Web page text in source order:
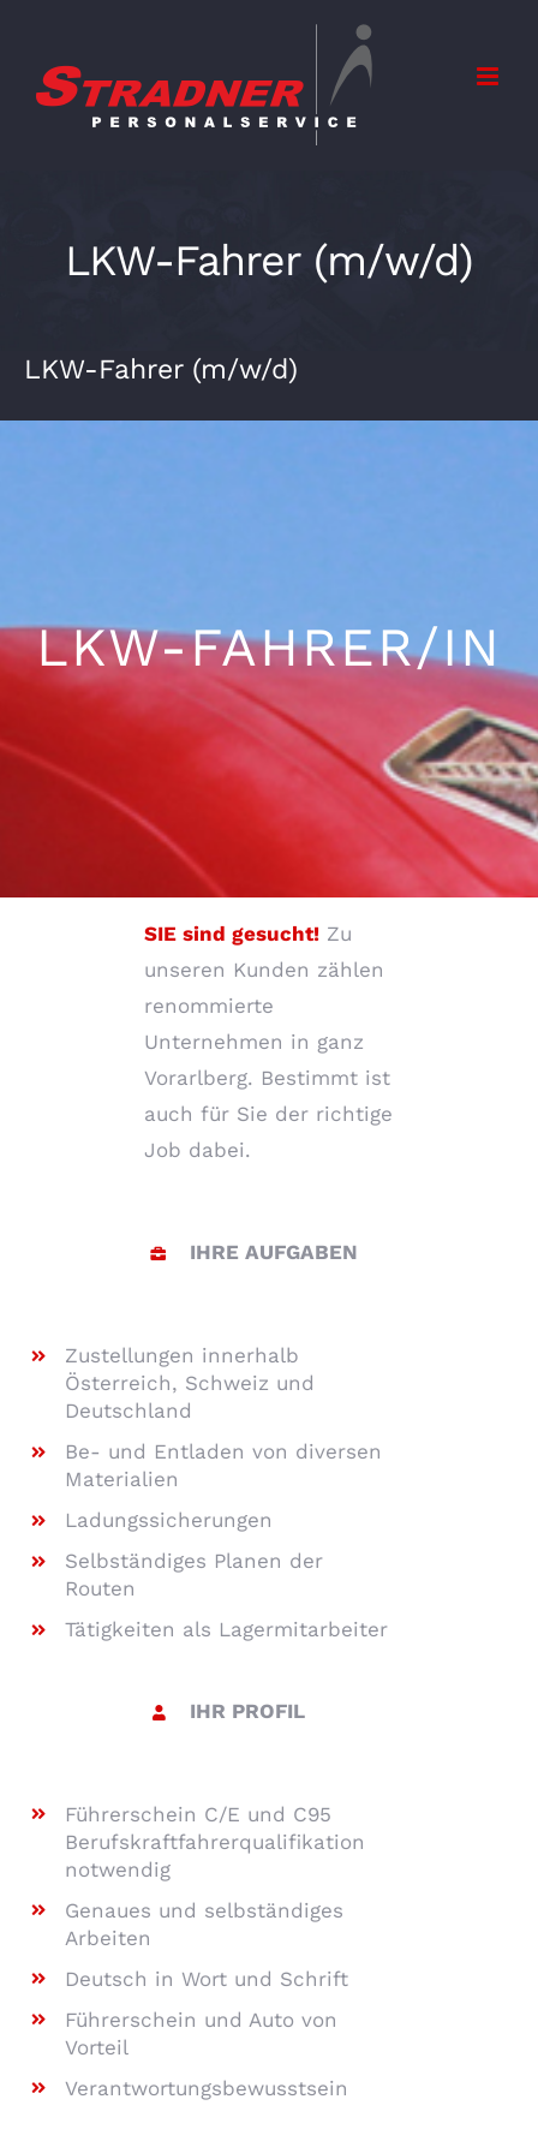
springen
LKW-Fahrer (m/w/d)
LKW-Fahrer (m/w/d)
LKW-FAHRER/IN
SIE sind gesucht! Zu
unseren Kunden zählen
renommierte
Unternehmen in ganz
Vorarlberg. Bestimmt ist
auch für Sie der richtige
Job dabei.
IHRE AUFGABEN
Zustellungen innerhalb
Österreich, Schweiz und
Deutschland
Be- und Entladen von diversen
Materialien
Ladungssicherungen
Selbständiges Planen der
Routen
Tätigkeiten als Lagermitarbeiter
IHR PROFIL
Führerschein C/E und C95
Berufskraftfahrerqualifikation
notwendig
Genaues und selbständiges
Arbeiten
Deutsch in Wort und Schrift
Führerschein und Auto von
Vorteil
Verantwortungsbewusstsein